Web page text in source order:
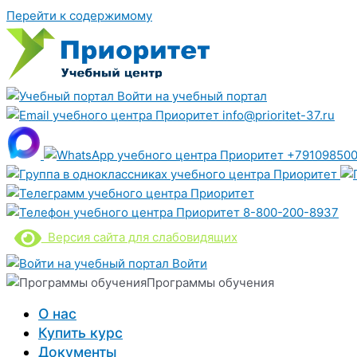
Перейти к содержимому
Войти на учебный портал
info@prioritet-37.ru
8-800-200-8937
Версия сайта для слабовидящих
Войти
Программы обучения
О нас
Купить курс
Документы